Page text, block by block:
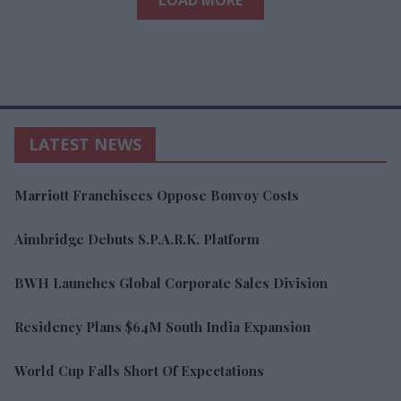
LATEST NEWS
Marriott Franchisees Oppose Bonvoy Costs
Aimbridge Debuts S.P.A.R.K. Platform
BWH Launches Global Corporate Sales Division
Residency Plans $64M South India Expansion
World Cup Falls Short Of Expectations